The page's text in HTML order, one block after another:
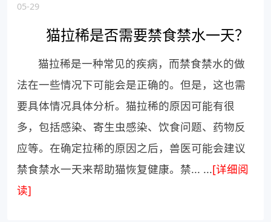
05-29
猫拉稀是否需要禁食禁水一天？
猫拉稀是一种常见的疾病，而禁食禁水的做
法在一些情况下可能会是正确的。但是，这也需
要具体情况具体分析。猫拉稀的原因可能有很
多，包括感染、寄生虫感染、饮食问题、药物反
应等。在确定拉稀的原因之后，兽医可能会建议
禁食禁水一天来帮助猫恢复健康。禁... ...[详细阅
读]